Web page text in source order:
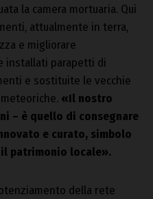
la camera mortuaria. Qui
attualmente in terra,
e migliorare
installati parapetti di
e sostituite le vecchie
«Il nostro
– è quello di consegnare
e curato, simbolo
patrimonio locale».
della rete